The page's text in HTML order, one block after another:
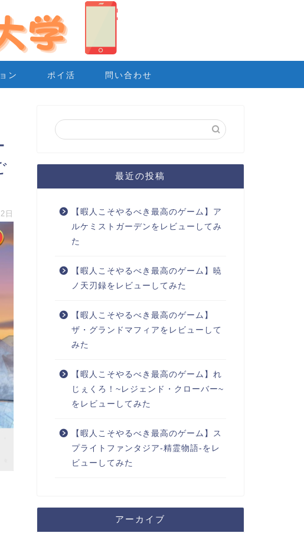
ン ポイ活 問い合わせ
日
最近の投稿
【暇人こそやるべき最高のゲーム】ア
ルケミストガーデンをレビューしてみ
た
【暇人こそやるべき最高のゲーム】暁
ノ天刃録をレビューしてみた
【暇人こそやるべき最高のゲーム】
ザ・グランドマフィアをレビューして
みた
【暇人こそやるべき最高のゲーム】れ
じぇくろ！~レジェンド・クローバー~
をレビューしてみた
【暇人こそやるべき最高のゲーム】ス
プライトファンタジア-精霊物語-をレ
ビューしてみた
アーカイブ